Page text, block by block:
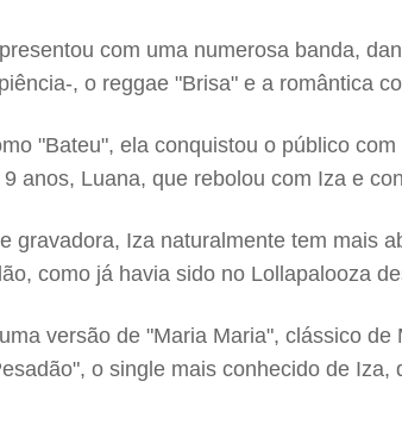
com uma numerosa banda,
, o reggae "Brisa" e a romântica
"Bateu", ela conquistou o público
anos, Luana, que rebolou com Iza e
gravadora, Iza naturalmente tem mais
como já havia sido no Lollapalooza
versão de "Maria Maria", clássico
o single mais conhecido de Iza,